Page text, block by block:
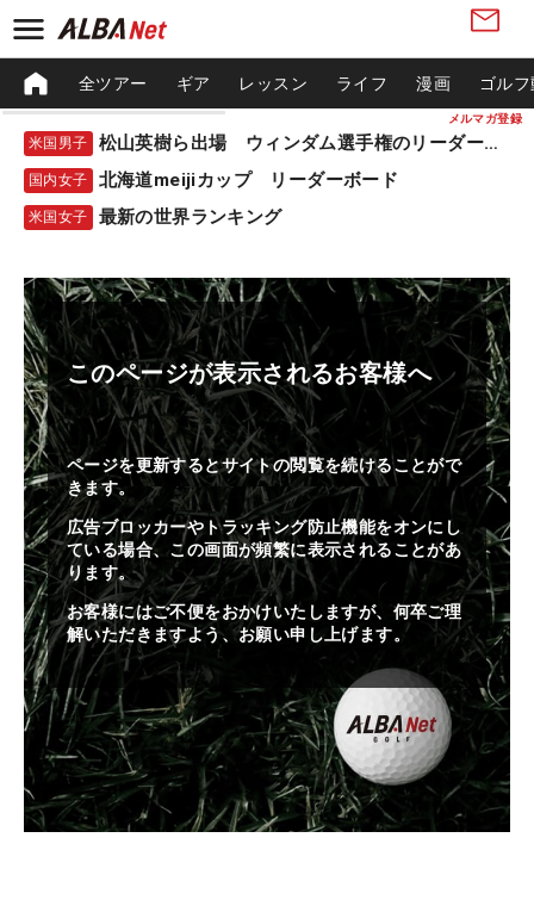
メルマガ登録
全ツアー ギア レッスン ライフ 漫画 ゴル
米国男子 松山英樹ら出場 ウィンダム選手権のリーダーボード
国内女子 北海道meijiカップ リーダーボード
米国女子 最新の世界ランキング
このページが表示されるお客様へ
ページを更新するとサイトの閲覧を続けることがで
きます。
広告ブロッカーやトラッキング防止機能をオンにし
ている場合、この画面が頻繁に表示されることがあ
ります。
お客様にはご不便をおかけいたしますが、何卒ご理
解いただきますよう、お願い申し上げます。